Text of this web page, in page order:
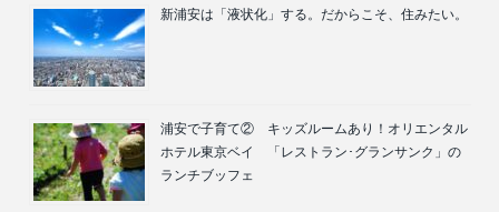
新浦安は「液状化」する。だからこそ、住みたい。
浦安で子育て② キッズルームあり！オリエンタル
ホテル東京ベイ 「レストラン･グランサンク」の
ランチブッフェ